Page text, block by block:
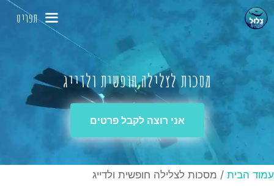
לדלג
לתוכן
תפריט
מסכות לצלילה חופשית ולדייג
אני רוצה לקבל פרטים
עמוד הבית / מסכות לצלילה חופשית ולדייג